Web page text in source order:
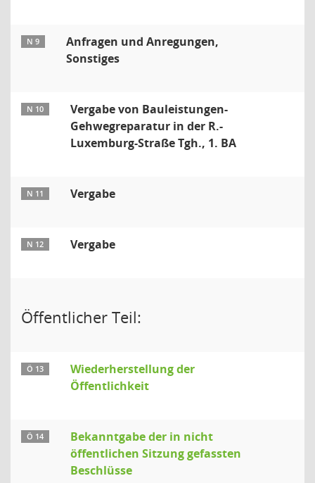
N 9
Anfragen und Anregungen,
Sonstiges
N 10
Vergabe von Bauleistungen-
Gehwegreparatur in der R.-
Luxemburg-Straße Tgh., 1. BA
N 11 Vergabe
N 12 Vergabe
Öffentlicher Teil:
Ö 13
Wiederherstellung der
Öffentlichkeit
Ö 14
Bekanntgabe der in nicht
öffentlichen Sitzung gefassten
Beschlüsse